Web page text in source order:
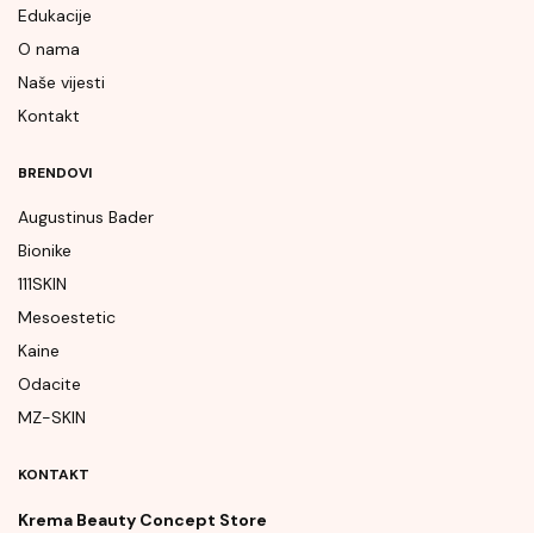
Edukacije
O nama
Naše vijesti
Kontakt
BRENDOVI
Augustinus Bader
Bionike
111SKIN
Mesoestetic
Kaine
Odacite
MZ-SKIN
KONTAKT
Krema Beauty Concept Store